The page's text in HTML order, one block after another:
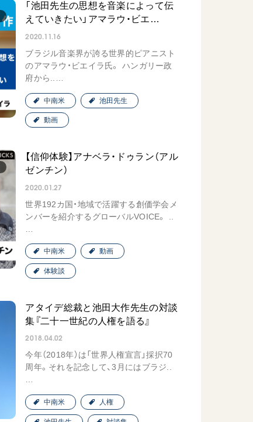
「池田先生の思想を音楽によって伝
えていきたい」アマラウ・ビエ…
2020.11.16
ブラジル音楽界が誇る世界的ピアニスト
のアマラウ・ビエイラ氏。 ハンガリー政
府から..…
中南米 池田先生
動画
【信仰体験】アナベラ・ドゥラン（アル
ゼンチン）
2020.01.27
世界192カ国・地域で活躍する創価学会メ
ンバーを紹介するグローバルVOICE。 ..
中南米 動画
体験談
アタイデ総裁と池田大作先生の対談
集『二十一世紀の人権を語る』
2018.04.02
今年（2018年）は「世界人権宣言」採択70
周年。それを記念して、3月にはブラジ..
…
中南米 人権